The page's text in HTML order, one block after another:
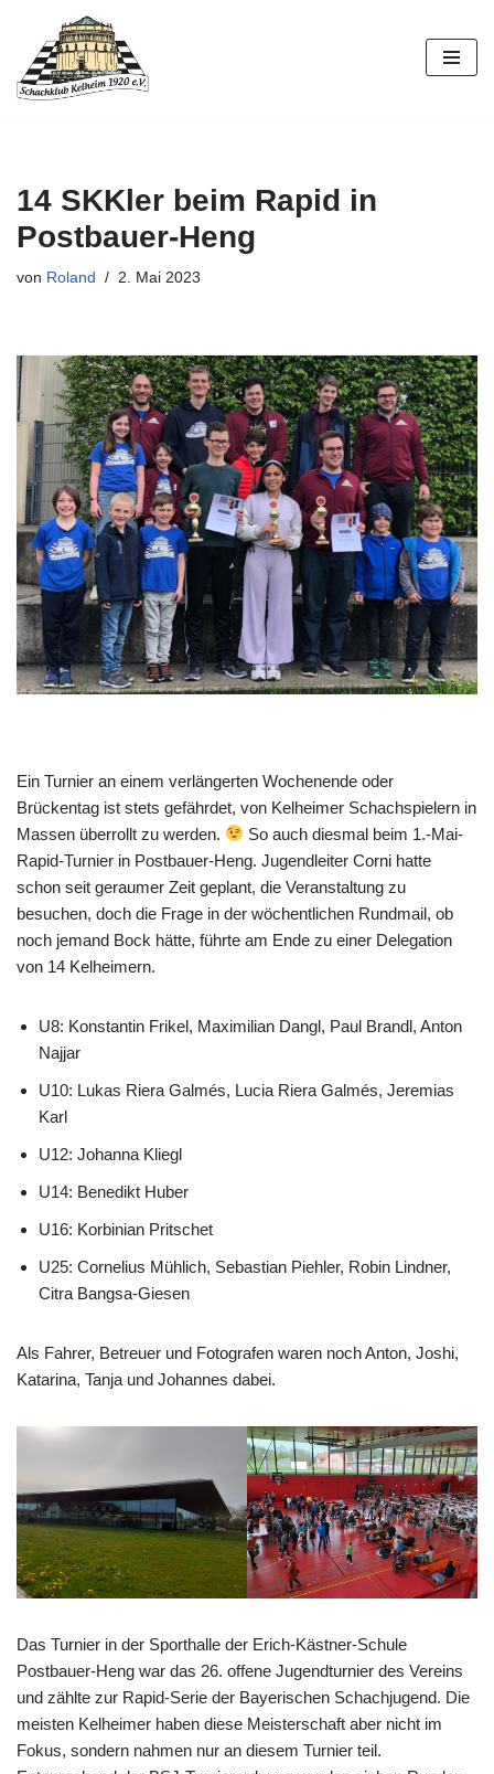
Zum
Inhalt
14 SKKler beim Rapid in
Postbauer-Heng
von Roland 2. Mai 2023
Ein Turnier an einem verlängerten Wochenende oder
Brückentag ist stets gefährdet, von Kelheimer Schachspielern in
Massen überrollt zu werden.
So auch diesmal beim 1.-Mai-
Rapid-Turnier in Postbauer-Heng. Jugendleiter Corni hatte
schon seit geraumer Zeit geplant, die Veranstaltung zu
besuchen, doch die Frage in der wöchentlichen Rundmail, ob
noch jemand Bock hätte, führte am Ende zu einer Delegation
von 14 Kelheimern.
U8: Konstantin Frikel, Maximilian Dangl, Paul Brandl, Anton
Najjar
U10: Lukas Riera Galmés, Lucia Riera Galmés, Jeremias
Karl
U12: Johanna Kliegl
U14: Benedikt Huber
U16: Korbinian Pritschet
U25: Cornelius Mühlich, Sebastian Piehler, Robin Lindner,
Citra Bangsa-Giesen
Als Fahrer, Betreuer und Fotografen waren noch Anton, Joshi,
Katarina, Tanja und Johannes dabei.
Das Turnier in der Sporthalle der Erich-Kästner-Schule
Postbauer-Heng war das 26. offene Jugendturnier des Vereins
und zählte zur Rapid-Serie der Bayerischen Schachjugend. Die
meisten Kelheimer haben diese Meisterschaft aber nicht im
Fokus, sondern nahmen nur an diesem Turnier teil.